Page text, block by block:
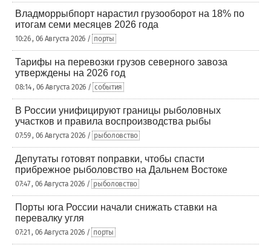
Владморрыбпорт нарастил грузооборот на 18% по
итогам семи месяцев 2026 года
10:26 , 06 Августа 2026 / порты
Тарифы на перевозки грузов северного завоза
утверждены на 2026 год
08:14 , 06 Августа 2026 / события
В России унифицируют границы рыболовных
участков и правила воспроизводства рыбы
07:59 , 06 Августа 2026 / рыболовство
Депутаты готовят поправки, чтобы спасти
прибрежное рыболовство на Дальнем Востоке
07:47 , 06 Августа 2026 / рыболовство
Порты юга России начали снижать ставки на
перевалку угля
07:21 , 06 Августа 2026 / порты